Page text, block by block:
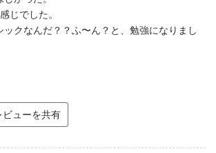
じでした。
ックなんだ？？ふ〜ん？と、勉強になりまし
ビューを共有